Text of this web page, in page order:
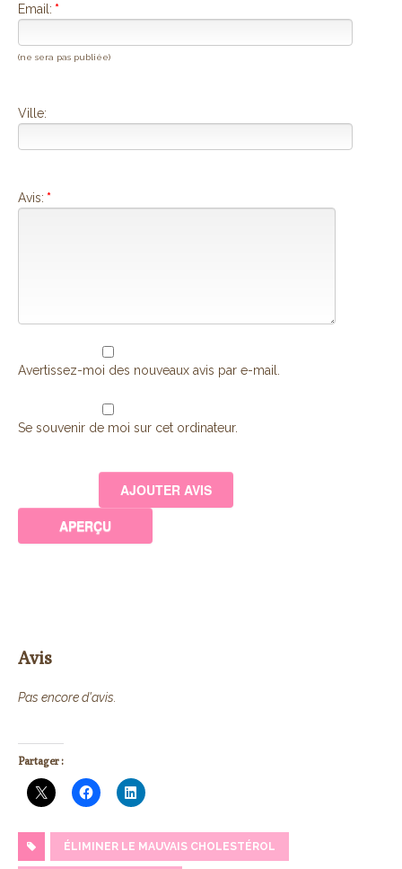
Email: *
(ne sera pas publiée)
Ville:
Avis: *
Avertissez-moi des nouveaux avis par e-mail.
Se souvenir de moi sur cet ordinateur.
Avis
Pas encore d'avis.
Partager :
ÉLIMINER LE MAUVAIS CHOLESTÉROL